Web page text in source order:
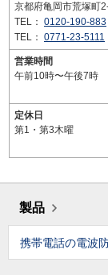
京都府亀岡市荒塚町
TEL： 0120-190-883
TEL： 0771-23-5111
営業時間
午前10時〜午後7時
定休日
第1・第3木曜
製品
携帯電話の電波